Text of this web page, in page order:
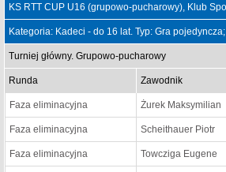
KS RTT CUP U16 (grupowo-pucharowy), Klub
Kategoria: Kadeci - do 16 lat. Typ: Gra pojedyncza;
Turniej główny. Grupowo-pucharowy
Runda Zawodnik
Faza eliminacyjna Żurek Maksymilian
Faza eliminacyjna Scheithauer Piotr
Faza eliminacyjna Towcziga Eugene